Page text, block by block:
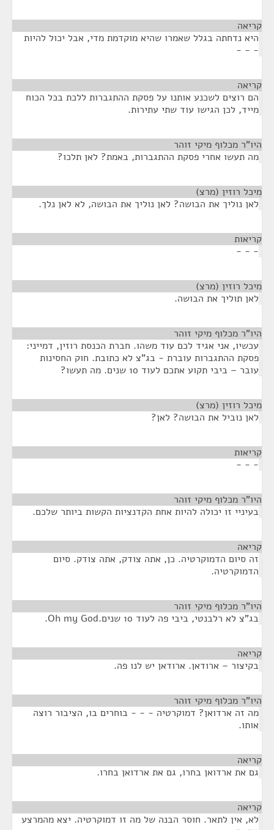
קריאה
היא נדחתה בגלל שאמרו שהיא מוקדמת מדי, אבל יכול להיות
- - -
קריאה
הם רוצים לשכנע אותנו על פסקת ההתגברות ללכת בכל הכוח
מייד, לכן הגישו עוד שתי עתירות.
היו"ר מכלוף מיקי זוהר
מה תעשו אחרי פסקת ההתגברות, באמת? לאן תלכו?
מיכל רוזין (מרצ)
לאן נוליך את הבושה? לאן נוליך את הבושה, לא לאן נלך.
קריאות
- - -
מיכל רוזין (מרצ)
לאן תוליך את הבושה.
היו"ר מכלוף מיקי זוהר
עכשיו, אני אגיד לכם עוד משהו. חברת הכנסת רוזין, דמייני:
פסקת ההתגברות עוברת - בג"צ לא כתובת. חוק החסינות
עובר – ביבי תקוע אתכם לעוד 10 שנים. מה תעשו?
מיכל רוזין (מרצ)
לאן נוביל את הבושה? לאן?
קריאות
- - -
היו"ר מכלוף מיקי זוהר
בעיניי זו יכולה להיות אחת הקדנציות הקשות ביותר שלכם.
קריאה
זה סיום הדמוקרטיה. כן, אתה צודק, אתה צודק. סיום
הדמוקרטיה.
היו"ר מכלוף מיקי זוהר
בג"צ לא רלבנטי, ביבי פה לעוד 10 שנים.Oh my God.
קריאה
בקיצור – ארודאן. ארודאן יש לנו פה.
היו"ר מכלוף מיקי זוהר
מה זה ארדואן? דמוקרטיה - - - בוחרים בו, הציבור רוצה
אותו.
קריאה
גם את ארדואן בחרו, גם את ארדואן בחרו.
קריאה
לא, אין לתאר. חוסר הבנה של מה זו דמוקרטיה. יצא מהמרצע